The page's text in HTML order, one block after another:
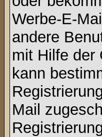
Werbe-E-
andere
mit Hilfe der
kann
Mail